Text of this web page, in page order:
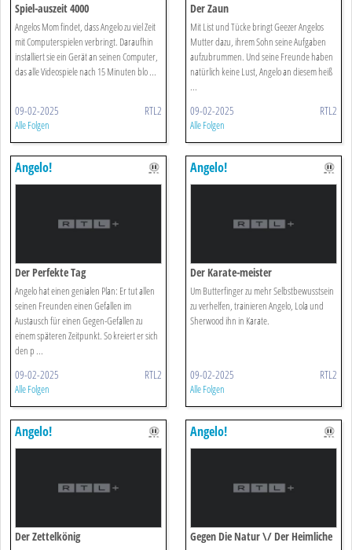
Spiel-auszeit 4000
Angelos Mom findet, dass Angelo zu viel Zeit
mit Computerspielen verbringt. Daraufhin
installiert sie ein Gerät an seinen Computer,
das alle Videospiele nach 15 Minuten blo ...
09-02-2025 RTL2
Alle Folgen
Der Zaun
Mit List und Tücke bringt Geezer Angelos
Mutter dazu, ihrem Sohn seine Aufgaben
aufzubrummen. Und seine Freunde haben
natürlich keine Lust, Angelo an diesem heiß
...
09-02-2025 RTL2
Alle Folgen
Angelo!
Der Perfekte Tag
Angelo hat einen genialen Plan: Er tut allen
seinen Freunden einen Gefallen im
Austausch für einen Gegen-Gefallen zu
einem späteren Zeitpunkt. So kreiert er sich
den p ...
09-02-2025 RTL2
Alle Folgen
Angelo!
Der Karate-meister
Um Butterfinger zu mehr Selbstbewusstsein
zu verhelfen, trainieren Angelo, Lola und
Sherwood ihn in Karate.
09-02-2025 RTL2
Alle Folgen
Angelo!
Der Zettelkönig
Angelo!
Gegen Die Natur \/ Der Heimliche